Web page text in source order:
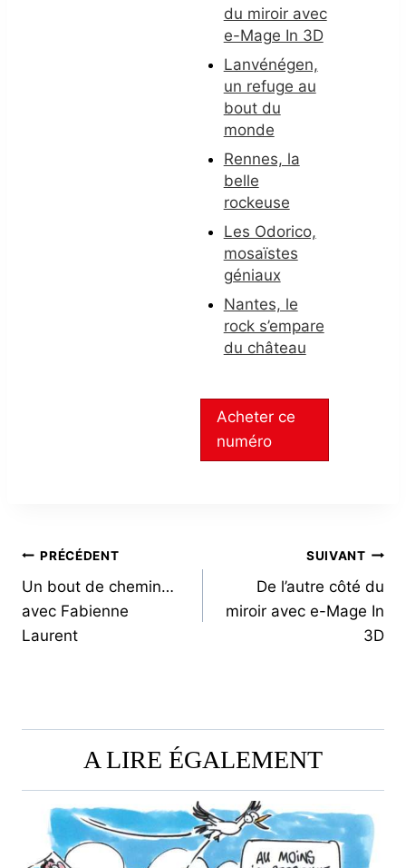
du miroir avec
e-Mage In 3D
Lanvénégen,
un refuge au
bout du
monde
Rennes, la
belle
rockeuse
Les Odorico,
mosaïstes
géniaux
Nantes, le
rock s’empare
du château
Acheter ce
numéro
NAVIGATION
DE
L’ARTICLE
PRÉCÉDENT
Un bout de chemin…
avec Fabienne
Laurent
SUIVANT
De l’autre côté du
miroir avec e-Mage In
3D
A LIRE ÉGALEMENT